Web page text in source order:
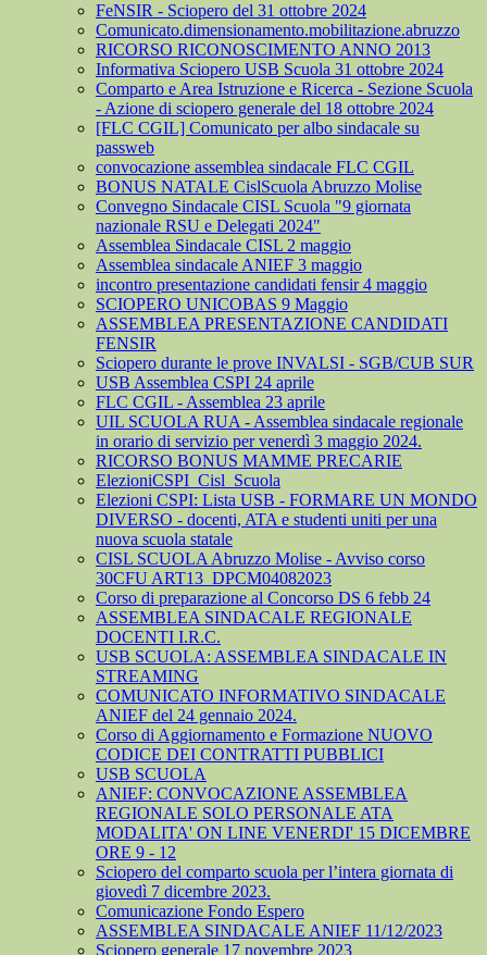
FeNSIR - Sciopero del 31 ottobre 2024
Comunicato.dimensionamento.mobilitazione.abruzzo
RICORSO RICONOSCIMENTO ANNO 2013
Informativa Sciopero USB Scuola 31 ottobre 2024
Comparto e Area Istruzione e Ricerca - Sezione Scuola
- Azione di sciopero generale del 18 ottobre 2024
[FLC CGIL] Comunicato per albo sindacale su
passweb
convocazione assemblea sindacale FLC CGIL
BONUS NATALE CislScuola Abruzzo Molise
Convegno Sindacale CISL Scuola "9 giornata
nazionale RSU e Delegati 2024"
Assemblea Sindacale CISL 2 maggio
Assemblea sindacale ANIEF 3 maggio
incontro presentazione candidati fensir 4 maggio
SCIOPERO UNICOBAS 9 Maggio
ASSEMBLEA PRESENTAZIONE CANDIDATI
FENSIR
Sciopero durante le prove INVALSI - SGB/CUB SUR
USB Assemblea CSPI 24 aprile
FLC CGIL - Assemblea 23 aprile
UIL SCUOLA RUA - Assemblea sindacale regionale
in orario di servizio per venerdì 3 maggio 2024.
RICORSO BONUS MAMME PRECARIE
ElezioniCSPI_Cisl_Scuola
Elezioni CSPI: Lista USB - FORMARE UN MONDO
DIVERSO - docenti, ATA e studenti uniti per una
nuova scuola statale
CISL SCUOLA Abruzzo Molise - Avviso corso
30CFU ART13_DPCM04082023
Corso di preparazione al Concorso DS 6 febb 24
ASSEMBLEA SINDACALE REGIONALE
DOCENTI I.R.C.
USB SCUOLA: ASSEMBLEA SINDACALE IN
STREAMING
COMUNICATO INFORMATIVO SINDACALE
ANIEF del 24 gennaio 2024.
Corso di Aggiornamento e Formazione NUOVO
CODICE DEI CONTRATTI PUBBLICI
USB SCUOLA
ANIEF: CONVOCAZIONE ASSEMBLEA
REGIONALE SOLO PERSONALE ATA
MODALITA' ON LINE VENERDI' 15 DICEMBRE
ORE 9 - 12
Sciopero del comparto scuola per l’intera giornata di
giovedì 7 dicembre 2023.
Comunicazione Fondo Espero
ASSEMBLEA SINDACALE ANIEF 11/12/2023
Sciopero generale 17 novembre 2023